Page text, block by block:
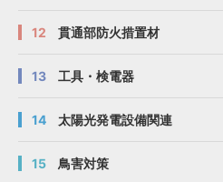
12 貫通部防火措置材
13 工具・検電器
14 太陽光発電設備関連
15 鳥害対策